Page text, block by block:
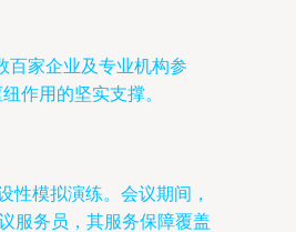
百家企业及专业机构参
作用的坚实支撑。
性模拟演练。会议期间，
服务员，其服务保障覆盖